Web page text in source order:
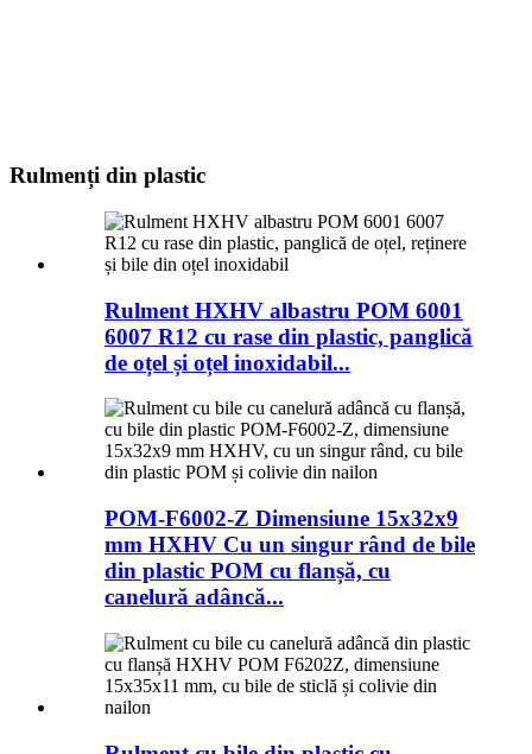
Rulmenți din plastic
Rulment HXHV albastru POM 6001
6007 R12 cu rase din plastic, panglică
de oțel și oțel inoxidabil...
POM-F6002-Z Dimensiune 15x32x9
mm HXHV Cu un singur rând de bile
din plastic POM cu flanșă, cu
canelură adâncă...